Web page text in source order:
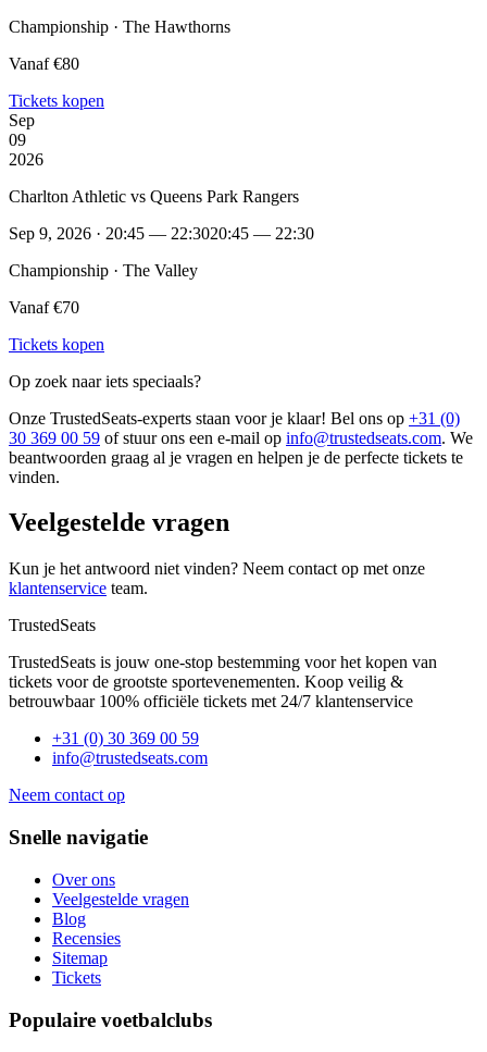
Championship · The Hawthorns
Vanaf €80
Tickets kopen
Sep
09
2026
Charlton Athletic vs Queens Park Rangers
Sep 9, 2026 · 20:45 — 22:3020:45 — 22:30
Championship · The Valley
Vanaf €70
Tickets kopen
Op zoek naar iets speciaals?
Onze TrustedSeats-experts staan voor je klaar! Bel ons op +31 (0)
30 369 00 59 of stuur ons een e-mail op info@trustedseats.com. We
beantwoorden graag al je vragen en helpen je de perfecte tickets te
vinden.
Veelgestelde vragen
Kun je het antwoord niet vinden? Neem contact op met onze
klantenservice team.
TrustedSeats
TrustedSeats is jouw one-stop bestemming voor het kopen van
tickets voor de grootste sportevenementen. Koop veilig &
betrouwbaar 100% officiële tickets met 24/7 klantenservice
+31 (0) 30 369 00 59
info@trustedseats.com
Neem contact op
Snelle navigatie
Over ons
Veelgestelde vragen
Blog
Recensies
Sitemap
Tickets
Populaire voetbalclubs